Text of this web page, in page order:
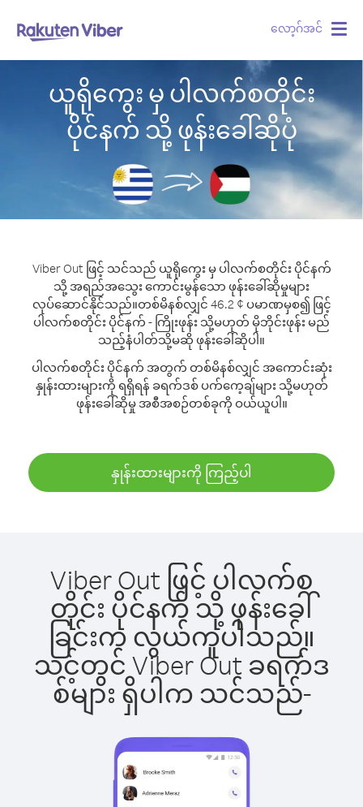
လော့ဂ်အင်
ယူရိုကွေး မှ ပါလက်စတိုင်း
ပိုင်နက် သို့ ဖုန်းခေါ်ဆိုပုံ
Viber Out ဖြင့် သင်သည် ယူရိုကွေး မှ ပါလက်စတိုင်း ပိုင်နက်
သို့ အရည်အသွေး ကောင်းမွန်သော ဖုန်းခေါ်ဆိုမှုများ
လုပ်ဆောင်နိုင်သည်။တစ်မိနစ်လျှင် 46.2 ¢ ပမာဏမှစ၍ ဖြင့်
ပါလက်စတိုင်း ပိုင်နက် - ကြိုးဖုန်း သို့မဟုတ် မိုဘိုင်းဖုန်း မည်
သည့်နံပါတ်သို့မဆို ဖုန်းခေါ်ဆိုပါ။
ပါလက်စတိုင်း ပိုင်နက် အတွက် တစ်မိနစ်လျှင် အကောင်းဆုံး
နှုန်းထားများကို ရရှိရန် ခရက်ဒစ် ပက်ကေ့ချ်များ သို့မဟုတ်
ဖုန်းခေါ်ဆိုမှု အစီအစဉ်တစ်ခုကို ဝယ်ယူပါ။
နှုန်းထားများကို ကြည့်ပါ
Viber Out ဖြင့် ပါလက်စ
တိုင်း ပိုင်နက် သို့ ဖုန်းခေါ်
ခြင်းက လွယ်ကူပါသည်။
သင့်တွင် Viber Out ခရက်ဒ
စ်များ ရှိပါက သင်သည်-